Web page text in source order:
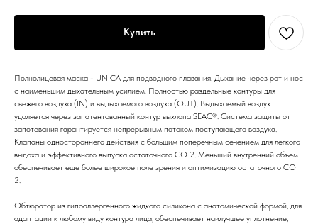
Купить
Полнолицевая маска - UNICA для подводного плавания. Дыхание через рот и нос
с наименьшим дыхательным усилием. Полностью раздельные контуры для
свежего воздуха (IN) и выдыхаемого воздуха (OUT). Выдыхаемый воздух
удаляется через запатентованный контур выхлопа SEAC®. Система защиты от
запотевания гарантируется непрерывным потоком поступающего воздуха.
Клапаны одностороннего действия с большим поперечным сечением для легкого
выдоха и эффективного выпуска остаточного CO 2. Меньший внутренний объем
обеспечивает еще более широкое поле зрения и оптимизацию остаточного CO
2.
Обтюратор из гипоаллергенного жидкого силикона с анатомической формой, для
адаптации к любому виду контура лица, обеспечивает наилучшее уплотнение,